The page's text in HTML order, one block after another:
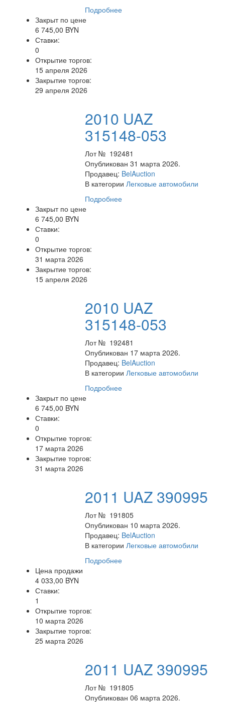
Подробнее
Закрыт по цене
6 745,00 BYN
Ставки:
0
Открытие торгов:
15 апреля 2026
Закрытие торгов:
29 апреля 2026
2010 UAZ
315148-053
Лот № 192481
Опубликован 31 марта 2026.
Продавец: BelAuction
В категорииЛегковые автомобили
Подробнее
Закрыт по цене
6 745,00 BYN
Ставки:
0
Открытие торгов:
31 марта 2026
Закрытие торгов:
15 апреля 2026
2010 UAZ
315148-053
Лот № 192481
Опубликован 17 марта 2026.
Продавец: BelAuction
В категорииЛегковые автомобили
Подробнее
Закрыт по цене
6 745,00 BYN
Ставки:
0
Открытие торгов:
17 марта 2026
Закрытие торгов:
31 марта 2026
2011 UAZ 390995
Лот № 191805
Опубликован 10 марта 2026.
Продавец: BelAuction
В категорииЛегковые автомобили
Подробнее
Цена продажи
4 033,00 BYN
Ставки:
1
Открытие торгов:
10 марта 2026
Закрытие торгов:
25 марта 2026
2011 UAZ 390995
Лот № 191805
Опубликован 06 марта 2026.